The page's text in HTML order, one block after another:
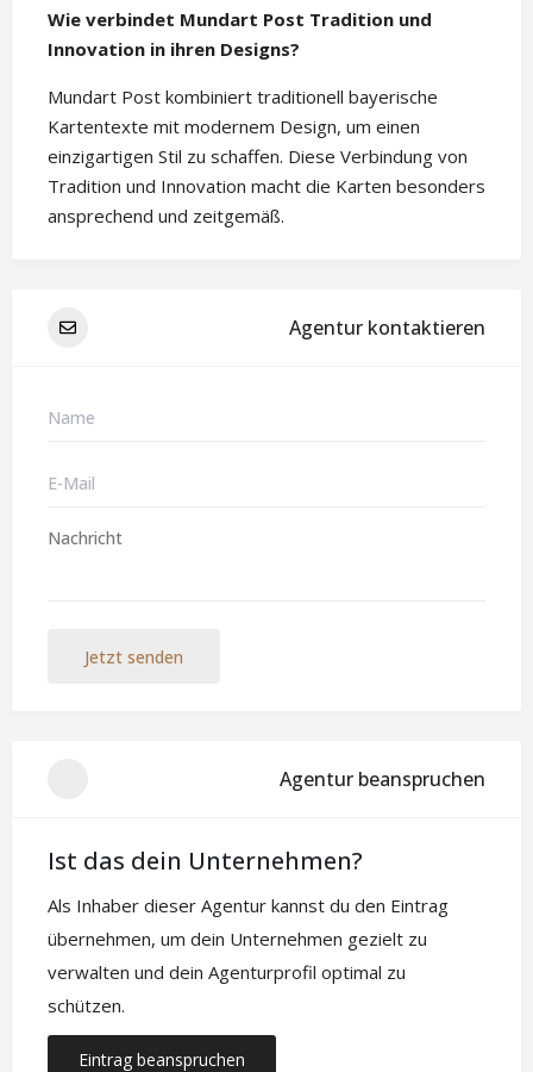
Wie verbindet Mundart Post Tradition und
Innovation in ihren Designs?
Mundart Post kombiniert traditionell bayerische
Kartentexte mit modernem Design, um einen
einzigartigen Stil zu schaffen. Diese Verbindung von
Tradition und Innovation macht die Karten besonders
ansprechend und zeitgemäß.
Agentur kontaktieren
Jetzt senden
Agentur beanspruchen
Ist das dein Unternehmen?
Als Inhaber dieser Agentur kannst du den Eintrag
übernehmen, um dein Unternehmen gezielt zu
verwalten und dein Agenturprofil optimal zu
schützen.
Eintrag beanspruchen